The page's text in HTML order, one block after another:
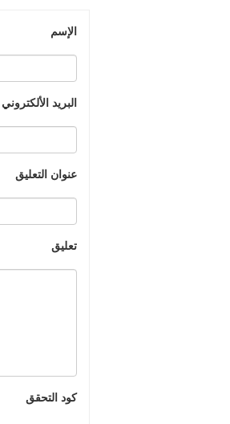
الإسم
البريد الألكتروني
عنوان التعليق
تعليق
كود التحقق